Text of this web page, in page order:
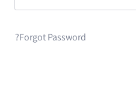
Forgot Password?